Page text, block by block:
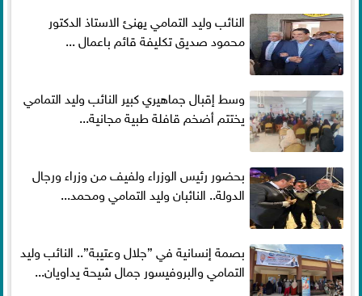
النائب وليد التمامي يهنئ الاستاذ الدكتور
محمود صديق تكليفة قائم باعمال ...
وسط إقبال جماهيري كبير النائب وليد التمامي
يختتم أضخم قافلة طبية مجانية...
بحضور رئيس الوزراء ولفيف من وزراء ورجال
الدولة.. النائبان وليد التمامي ومحمد...
بصمة إنسانية في ”جلال وعتيبة”.. النائب وليد
التمامي والبروفيسور جمال شيحة يداويان...